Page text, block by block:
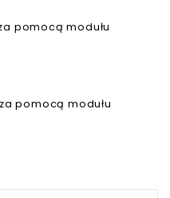
pomocą modułu
pomocą modułu